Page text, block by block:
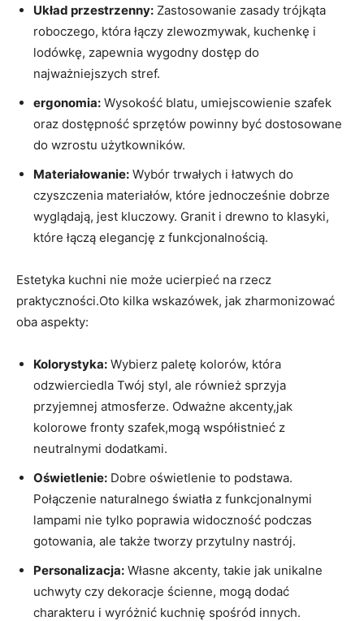
Układ przestrzenny: Zastosowanie ⁤zasady trójkąta
roboczego, ‌która łączy zlewozmywak, ⁤kuchenkę i
lodówkę, zapewnia wygodny dostęp do
najważniejszych stref.
ergonomia: Wysokość blatu, umiejscowienie szafek
oraz dostępność sprzętów powinny być dostosowane
do wzrostu użytkowników.
Materiałowanie: Wybór trwałych i łatwych do⁣
czyszczenia materiałów, które jednocześnie dobrze
wyglądają, jest kluczowy. Granit i drewno to klasyki,
które‌ łączą elegancję‍ z ‌funkcjonalnością.
Estetyka kuchni nie może ucierpieć na rzecz
praktyczności.Oto kilka wskazówek, jak zharmonizować
oba ⁤aspekty:
Kolorystyka: Wybierz paletę kolorów,​ która
odzwierciedla Twój styl,⁤ ale również sprzyja
przyjemnej atmosferze. Odważne akcenty,jak
kolorowe ​fronty szafek,mogą współistnieć z
neutralnymi dodatkami.
Oświetlenie: Dobre oświetlenie to podstawa.
Połączenie naturalnego światła z‌ funkcjonalnymi
lampami nie tylko poprawia widoczność podczas
gotowania, ale także tworzy przytulny nastrój.
Personalizacja: ‌Własne akcenty, takie jak unikalne
uchwyty czy dekoracje ścienne, mogą dodać
charakteru i wyróżnić kuchnię spośród innych.